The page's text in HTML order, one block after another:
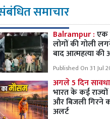
समाचार
Balrampur :एक
लोगों की गोली
बाद आत्महत्या
Published On 31 Jul
अगले 5 दिन
भारत के कई राज्यों
और बिजली गिरने
अलर्ट